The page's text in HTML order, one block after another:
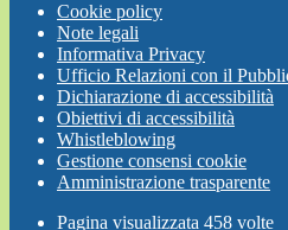
Cookie policy
Note legali
Informativa Privacy
Ufficio Relazioni con il
Dichiarazione di accessibilità
Obiettivi di accessibilità
Whistleblowing
Gestione consensi cookie
Amministrazione trasparente
Pagina visualizzata 458 volte